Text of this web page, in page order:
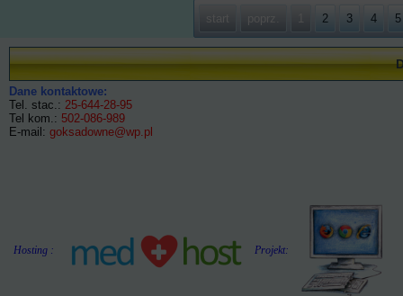
start
poprz. 1 2 3 4 5
Dane kontaktowe:
Tel. stac.: 25-644-28-95
Tel kom.: 502-086-989
E-mail: goksadowne@wp.pl
Hosting : Projekt: